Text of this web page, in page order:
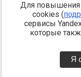
Благотворительный
Арестантское уголовное
Дафа, Иртыш Ultras,
Сибирский державный
граждан, Штабы
https://
Для повышения
cookies (
сервисы
которые
Я